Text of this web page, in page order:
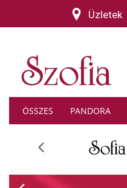
Üzletek
ÖSSZES PANDORA